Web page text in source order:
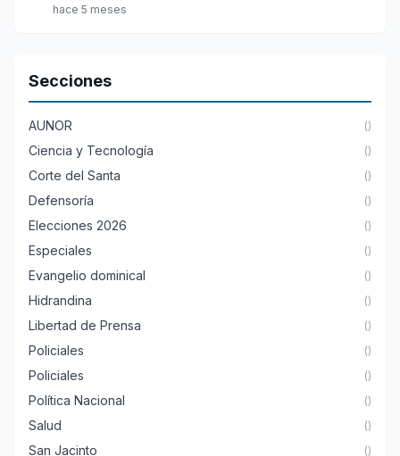
hace 5 meses
Secciones
AUNOR ()
Ciencia y Tecnología ()
Corte del Santa ()
Defensoría ()
Elecciones 2026 ()
Especiales ()
Evangelio dominical ()
Hidrandina ()
Libertad de Prensa ()
Policiales ()
Policiales ()
Política Nacional ()
Salud ()
San Jacinto ()